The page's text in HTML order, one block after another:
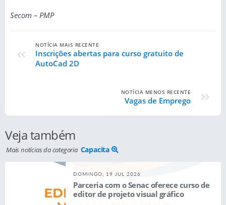
Secom – PMP
NOTÍCIA MAIS RECENTE
Inscrições abertas para curso gratuito de
AutoCad 2D
NOTÍCIA MENOS RECENTE
Vagas de Emprego
Veja também
Mais notícias da categoria Capacita
DOMINGO, 19 JUL 2026
Parceria com o Senac oferece curso de
editor de projeto visual gráfico